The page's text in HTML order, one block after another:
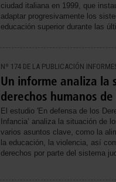
ciudad italiana en 1999, que
adaptar progresivamente los
educación superior durante las
Nº 174 DE LA PUBLICACIÓN
Un informe analiza la
derechos humanos
El estudio 'En defensa de los
Infancia’ analiza la situación de
varios asuntos clave, como la
la educación, la violencia, así
derechos por parte del sistema